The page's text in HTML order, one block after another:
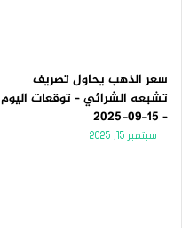
سعر الذهب يحاول تصريف
تشبعه الشرائي – توقعات اليوم
– 15-09-2025
سبتمبر 15, 2025